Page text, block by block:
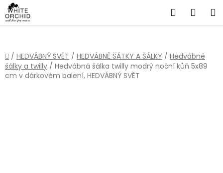
Přejít
na
obsah
Hledat
Domů
/ HEDVÁBNÝ SVĚT / HEDVÁBNÉ ŠÁTKY A ŠÁLKY / Hedvábné
šálky a twilly / Hedvábná šálka twilly modrý noční kůň 5x89
cm v dárkovém balení, HEDVÁBNÝ SVĚT